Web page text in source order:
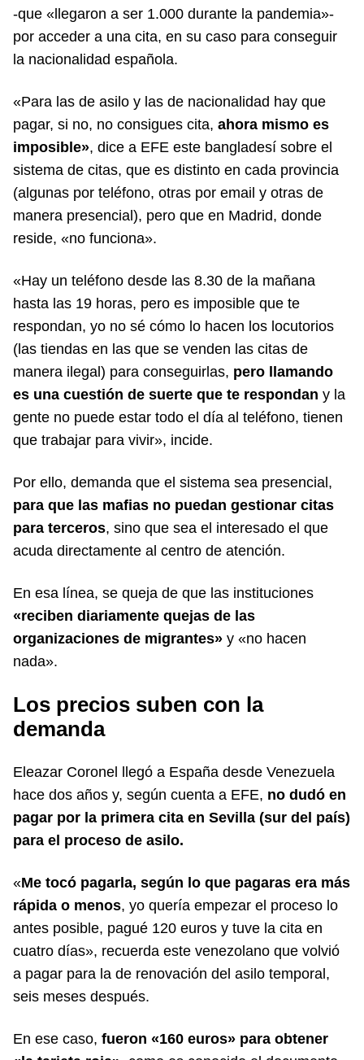
-que «llegaron a ser 1.000 durante la pandemia»-
por acceder a una cita, en su caso para conseguir
la nacionalidad española.
«Para las de asilo y las de nacionalidad hay que
pagar, si no, no consigues cita, ahora mismo es
imposible», dice a EFE este bangladesí sobre el
sistema de citas, que es distinto en cada provincia
(algunas por teléfono, otras por email y otras de
manera presencial), pero que en Madrid, donde
reside, «no funciona».
«Hay un teléfono desde las 8.30 de la mañana
hasta las 19 horas, pero es imposible que te
respondan, yo no sé cómo lo hacen los locutorios
(las tiendas en las que se venden las citas de
manera ilegal) para conseguirlas, pero llamando
es una cuestión de suerte que te respondan y la
gente no puede estar todo el día al teléfono, tienen
que trabajar para vivir», incide.
Por ello, demanda que el sistema sea presencial,
para que las mafias no puedan gestionar citas
para terceros, sino que sea el interesado el que
acuda directamente al centro de atención.
En esa línea, se queja de que las instituciones
«reciben diariamente quejas de las
organizaciones de migrantes» y «no hacen
nada».
Los precios suben con la
demanda
Eleazar Coronel llegó a España desde Venezuela
hace dos años y, según cuenta a EFE, no dudó en
pagar por la primera cita en Sevilla (sur del país)
para el proceso de asilo.
«Me tocó pagarla, según lo que pagaras era más
rápida o menos, yo quería empezar el proceso lo
antes posible, pagué 120 euros y tuve la cita en
cuatro días», recuerda este venezolano que volvió
a pagar para la de renovación del asilo temporal,
seis meses después.
En ese caso, fueron «160 euros» para obtener